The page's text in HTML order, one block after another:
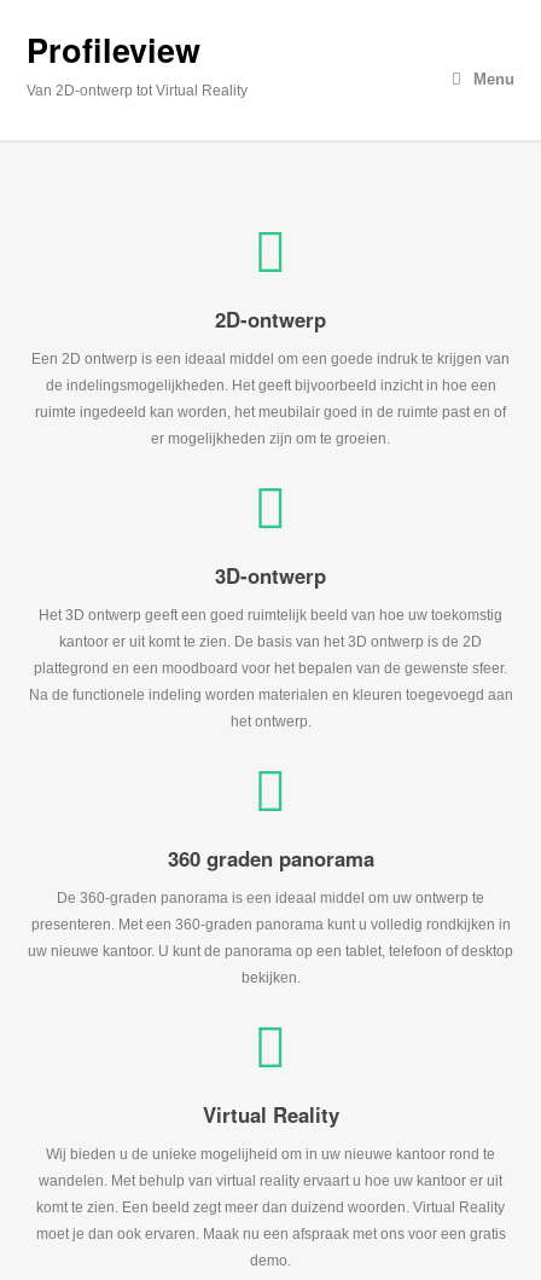
Profileview
Van 2D-ontwerp tot Virtual Reality
Menu
2D-ontwerp
Een 2D ontwerp is een ideaal middel om een goede indruk te krijgen van
de indelingsmogelijkheden. Het geeft bijvoorbeeld inzicht in hoe een
ruimte ingedeeld kan worden, het meubilair goed in de ruimte past en of
er mogelijkheden zijn om te groeien.
3D-ontwerp
Het 3D ontwerp geeft een goed ruimtelijk beeld van hoe uw toekomstig
kantoor er uit komt te zien. De basis van het 3D ontwerp is de 2D
plattegrond en een moodboard voor het bepalen van de gewenste sfeer.
Na de functionele indeling worden materialen en kleuren toegevoegd aan
het ontwerp.
360 graden panorama
De 360-graden panorama is een ideaal middel om uw ontwerp te
presenteren. Met een 360-graden panorama kunt u volledig rondkijken in
uw nieuwe kantoor. U kunt de panorama op een tablet, telefoon of desktop
bekijken.
Virtual Reality
Wij bieden u de unieke mogelijheid om in uw nieuwe kantoor rond te
wandelen. Met behulp van virtual reality ervaart u hoe uw kantoor er uit
komt te zien. Een beeld zegt meer dan duizend woorden. Virtual Reality
moet je dan ook ervaren. Maak nu een afspraak met ons voor een gratis
demo.